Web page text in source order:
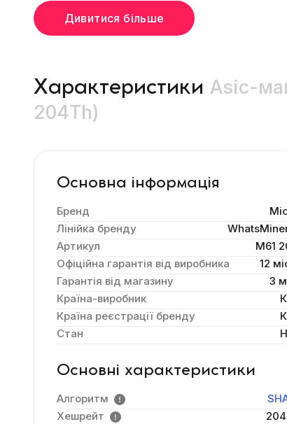
Дивитися більше
Характеристики Asic-
204Th)
Основна інформація
Бренд
Лінійка бренду
Артикул
M61
Офіційна гарантія від виробника
12
Гарантія від магазину
3
Країна-виробник
Країна реєстрації бренду
Стан
Основні характеристики
Алгоритм
Хешрейт